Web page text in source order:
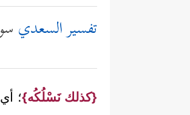
تفسير السعدي
{كذلك نَسْلُكُه}؛